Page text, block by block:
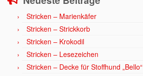
Stricken – Marienkäfer
Stricken – Strickkorb
Stricken – Krokodil
Stricken – Lesezeichen
Stricken – Decke für Stoffhund „Bello“